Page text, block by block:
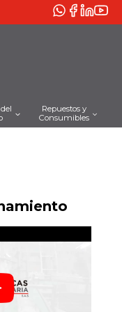
Repuestos y
Consumibles